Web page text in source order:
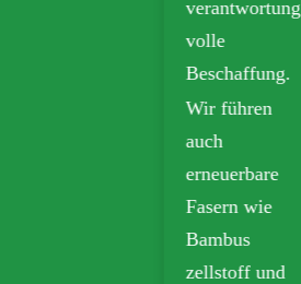
verantwortung
volle
Beschaffung.
Wir führen
auch
erneuerbare
Fasern wie
Bambus
zellstoff und